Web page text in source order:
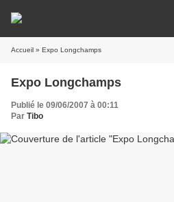
Accueil » Expo Longchamps
Expo Longchamps
Publié le 09/06/2007 à 00:11
Par Tibo